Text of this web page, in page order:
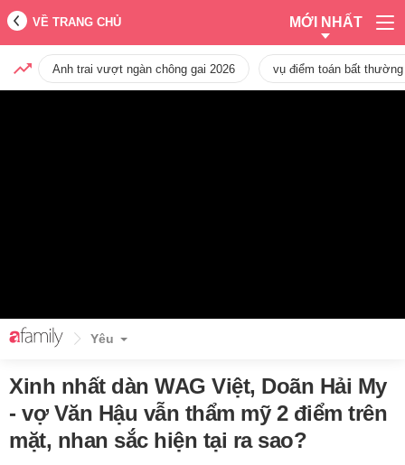
VỀ TRANG CHỦ MỚI NHẤT
Anh trai vượt ngàn chông gai 2026 vụ điểm toán bất
Yêu
Xinh nhất dàn WAG Việt, Doãn Hải My
- vợ Văn Hậu vẫn thẩm mỹ 2 điểm trên
mặt, nhan sắc hiện tại ra sao?